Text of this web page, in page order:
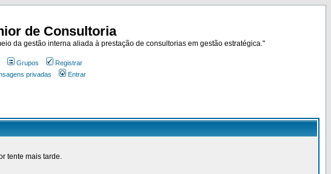
de Consultoria
da gestão interna aliada à prestação de consultorias em gestão estratégica."
Grupos
Registrar
privadas Entrar
tente mais tarde.